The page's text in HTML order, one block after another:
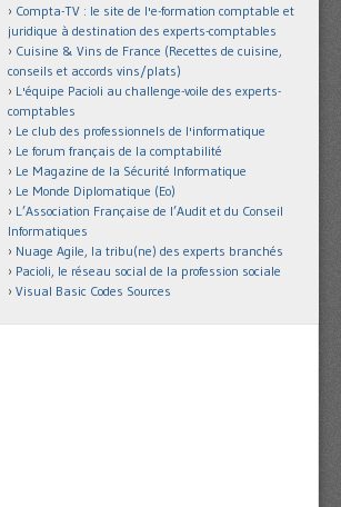
Compta-TV : le site de l'e-formation comptable et
juridique à destination des experts-comptables
Cuisine & Vins de France (Recettes de cuisine,
conseils et accords vins/plats)
L'équipe Pacioli au challenge-voile des experts-
comptables
Le club des professionnels de l'informatique
Le forum français de la comptabilité
Le Magazine de la Sécurité Informatique
Le Monde Diplomatique (Eo)
L’Association Française de l’Audit et du Conseil
Informatiques
Nuage Agile, la tribu(ne) des experts branchés
Pacioli, le réseau social de la profession sociale
Visual Basic Codes Sources